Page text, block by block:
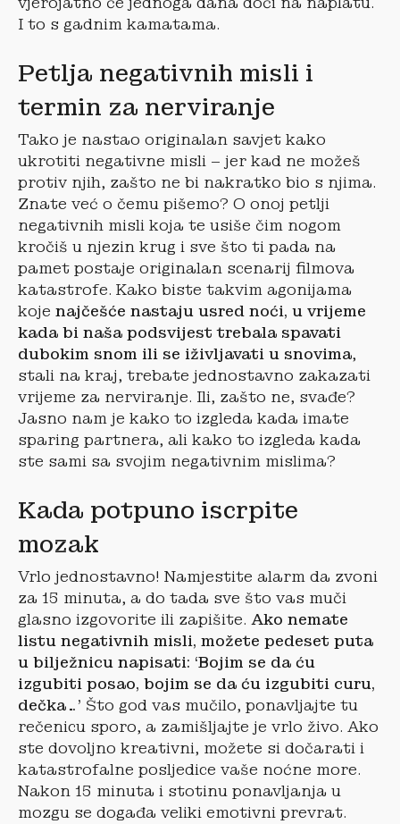
I to s gadnim kamatama.
Petlja negativnih misli i
termin za nerviranje
Tako je nastao originalan savjet kako
ukrotiti negativne misli – jer kad ne možeš
protiv njih, zašto ne bi nakratko bio s njima.
Znate već o čemu pišemo? O onoj petlji
negativnih misli koja te usiše čim nogom
kročiš u njezin krug i sve što ti pada na
pamet postaje originalan scenarij filmova
katastrofe. Kako biste takvim agonijama
koje najčešće nastaju usred noći, u vrijeme
kada bi naša podsvijest trebala spavati
dubokim snom ili se iživljavati u snovima,
stali na kraj, trebate jednostavno zakazati
vrijeme za nerviranje. Ili, zašto ne, svađe?
Jasno nam je kako to izgleda kada imate
sparing partnera, ali kako to izgleda kada
ste sami sa svojim negativnim mislima?
Kada potpuno iscrpite
mozak
Vrlo jednostavno! Namjestite alarm da zvoni
za 15 minuta, a do tada sve što vas muči
glasno izgovorite ili zapišite. Ako nemate
listu negativnih misli, možete pedeset puta
u bilježnicu napisati: ‘Bojim se da ću
izgubiti posao, bojim se da ću izgubiti curu,
dečka…’ Što god vas mučilo, ponavljajte tu
rečenicu sporo, a zamišljajte je vrlo živo. Ako
ste dovoljno kreativni, možete si dočarati i
katastrofalne posljedice vaše noćne more.
Nakon 15 minuta i stotinu ponavljanja u
mozgu se događa veliki emotivni prevrat.